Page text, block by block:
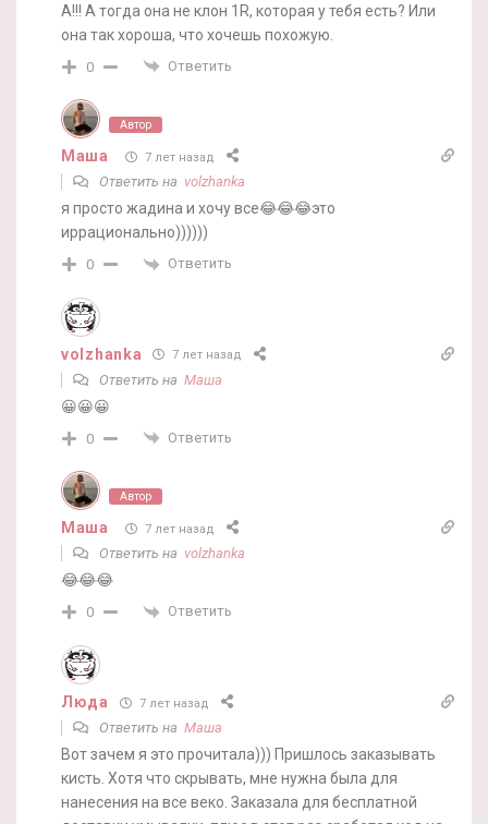
А!!! А тогда она не клон 1R, которая у тебя есть? Или
она так хороша, что хочешь похожую.
0 Ответить
Автор
Маша 7 лет назад
Ответить на volzhanka
я просто жадина и хочу все😂😂😂это
иррационально))))))
0 Ответить
volzhanka 7 лет назад
Ответить на Маша
😀😀😀
0 Ответить
Автор
Маша 7 лет назад
Ответить на volzhanka
😂😂😂
0 Ответить
Люда 7 лет назад
Ответить на Маша
Вот зачем я это прочитала))) Пришлось заказывать
кисть. Хотя что скрывать, мне нужна была для
нанесения на все веко. Заказала для бесплатной